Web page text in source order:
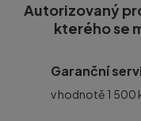
Autorizovaný
kterého se
Garanční
v hodnotě 1 500